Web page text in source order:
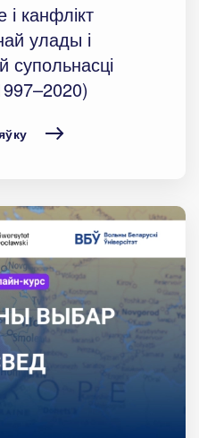
і канфлікт
улады і
супольнасці